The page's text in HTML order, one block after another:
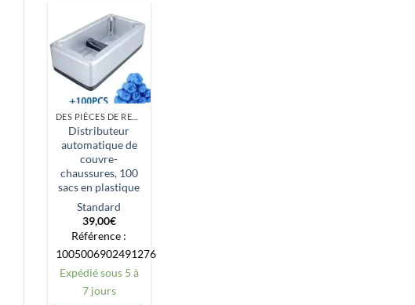
Distributeur
automatique de
couvre-
chaussures, 100
sacs en plastique
Standard
39,00€
Référence :
1005006902491276
Expédié sous 5 à
7 jours